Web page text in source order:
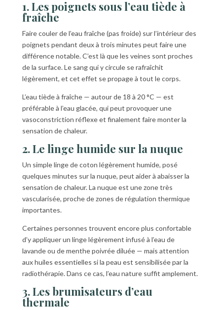
1. Les poignets sous l’eau tiède à
fraîche
Faire couler de l’eau fraîche (pas froide) sur l’intérieur des
poignets pendant deux à trois minutes peut faire une
différence notable. C’est là que les veines sont proches
de la surface. Le sang qui y circule se rafraîchit
légèrement, et cet effet se propage à tout le corps.
L’eau tiède à fraîche — autour de 18 à 20 °C — est
préférable à l’eau glacée, qui peut provoquer une
vasoconstriction réflexe et finalement faire monter la
sensation de chaleur.
2. Le linge humide sur la nuque
Un simple linge de coton légèrement humide, posé
quelques minutes sur la nuque, peut aider à abaisser la
sensation de chaleur. La nuque est une zone très
vascularisée, proche de zones de régulation thermique
importantes.
Certaines personnes trouvent encore plus confortable
d’y appliquer un linge légèrement infusé à l’eau de
lavande ou de menthe poivrée diluée — mais attention
aux huiles essentielles si la peau est sensibilisée par la
radiothérapie. Dans ce cas, l’eau nature suffit amplement.
3. Les brumisateurs d’eau
thermale